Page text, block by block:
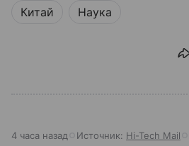
Китай Наука
4 часа назад Источник: Hi-Tech Mail